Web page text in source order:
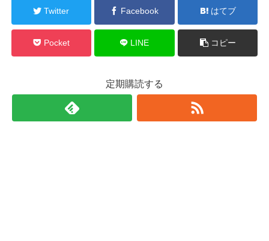
Twitter Facebook はてブ
Pocket LINE コピー
定期購読する